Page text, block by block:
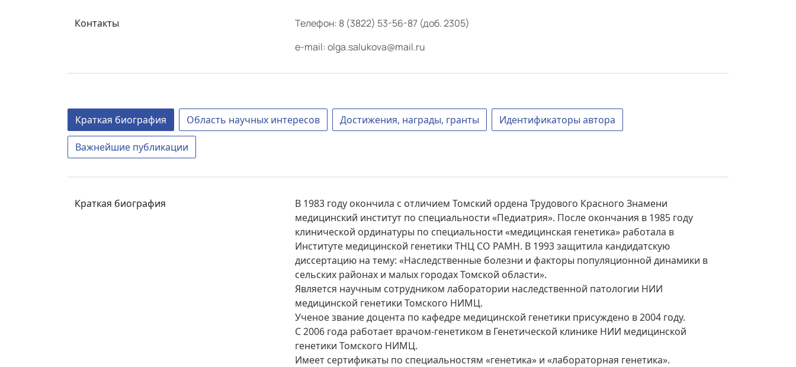
Контакты Телефон: 8 (3822) 53-56-87 (доб. 2305)
e-mail: olga.salukova@mail.ru
Краткая биография Область научных интересов Достижения, награды, гранты Идентификаторы автора
Важнейшие публикации
Краткая биография
В 1983 году окончила с отличием Томский ордена Трудового Красного Знамени
медицинский институт по специальности «Педиатрия». После окончания в 1985 году
клинической ординатуры по специальности «медицинская генетика» работала в
Институте медицинской генетики ТНЦ СО РАМН. В 1993 защитила кандидатскую
диссертацию на тему: «Наследственные болезни и факторы популяционной динамики в
сельских районах и малых городах Томской области».
Является научным сотрудником лаборатории наследственной патологии НИИ
медицинской генетики Томского НИМЦ.
Ученое звание доцента по кафедре медицинской генетики присуждено в 2004 году.
С 2006 года работает врачом-генетиком в Генетической клинике НИИ медицинской
генетики Томского НИМЦ.
Имеет сертификаты по специальностям «генетика» и «лабораторная генетика».